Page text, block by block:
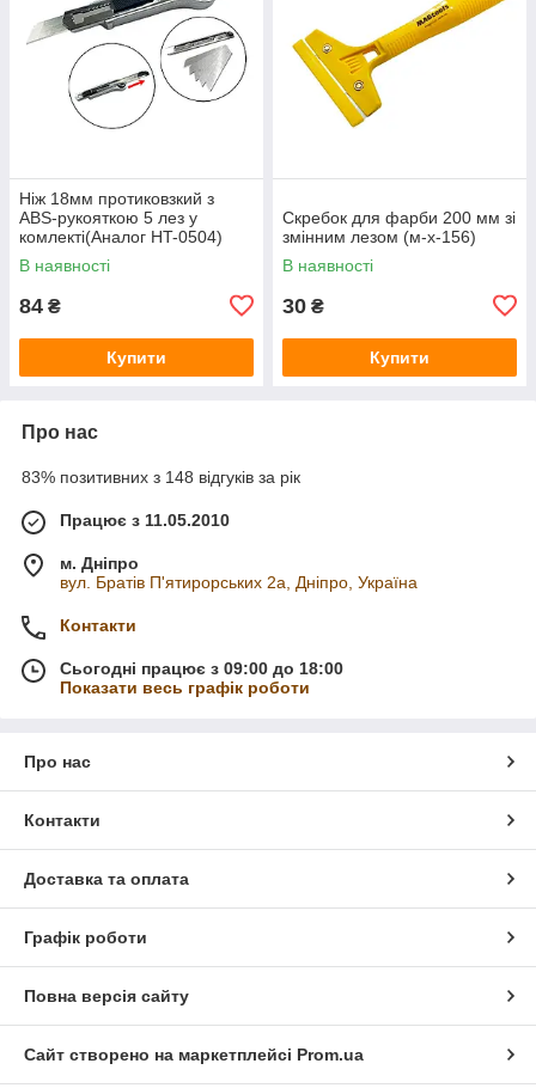
Ніж 18мм протиковзкий з
ABS‑рукояткою 5 лез у
комлекті(Аналог HT-0504)
(124173)
В наявності
84 ₴
Купити
Скребок для фарби 200 мм зі
змінним лезом (м-х-156)
В наявності
30 ₴
Купити
Про нас
83% позитивних з 148 відгуків за рік
Працює з 11.05.2010
м. Дніпро
вул. Братів П'ятирорських 2а, Дніпро, Україна
Контакти
Сьогодні працює з 09:00 до 18:00
Показати весь графік роботи
Про нас
Контакти
Доставка та оплата
Графік роботи
Повна версія сайту
Сайт створено на маркетплейсі Prom.ua